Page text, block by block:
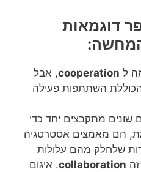
דוגמאות
ל cooperation, אבל
​​השתתפות פעילה
שונים מתקבצים יחד כדי
הם מאמצים אסטרטגיה
שלחלק מהם עלולות
collaboration. איגום